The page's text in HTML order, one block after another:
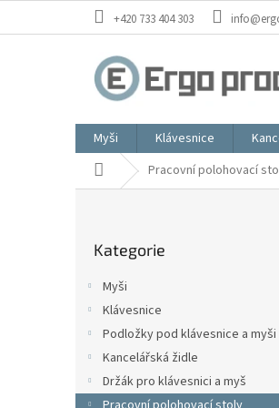
+420 733 404 303
Myši Klávesnice
Domů Pracovní polohovací
a
kategorie
Kategorie
Myši
Klávesnice
Podložky pod klávesnice a myši
Kancelářská židle
Držák pro klávesnici a myš